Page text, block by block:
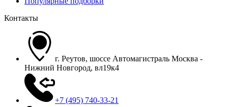
Контакты
г. Реутов, шоссе Автомагистраль Москва -
Нижний Новгород, вл19к4
+7 (495) 740-33-21